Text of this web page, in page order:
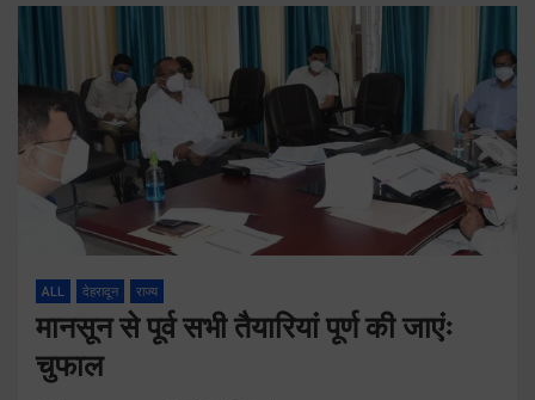
ALL देहरादून राज्य
मानसून से पूर्व सभी तैयारियां पूर्ण की जाएंः
चुफाल